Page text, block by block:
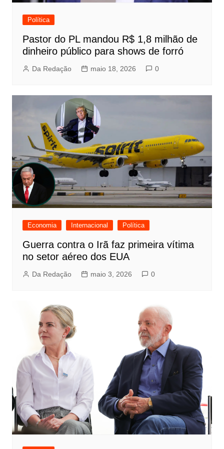
Política
Pastor do PL mandou R$ 1,8 milhão de
dinheiro público para shows de forró
Da Redação maio 18, 2026 0
Economia Internacional Política
Guerra contra o Irã faz primeira vítima
no setor aéreo dos EUA
Da Redação maio 3, 2026 0